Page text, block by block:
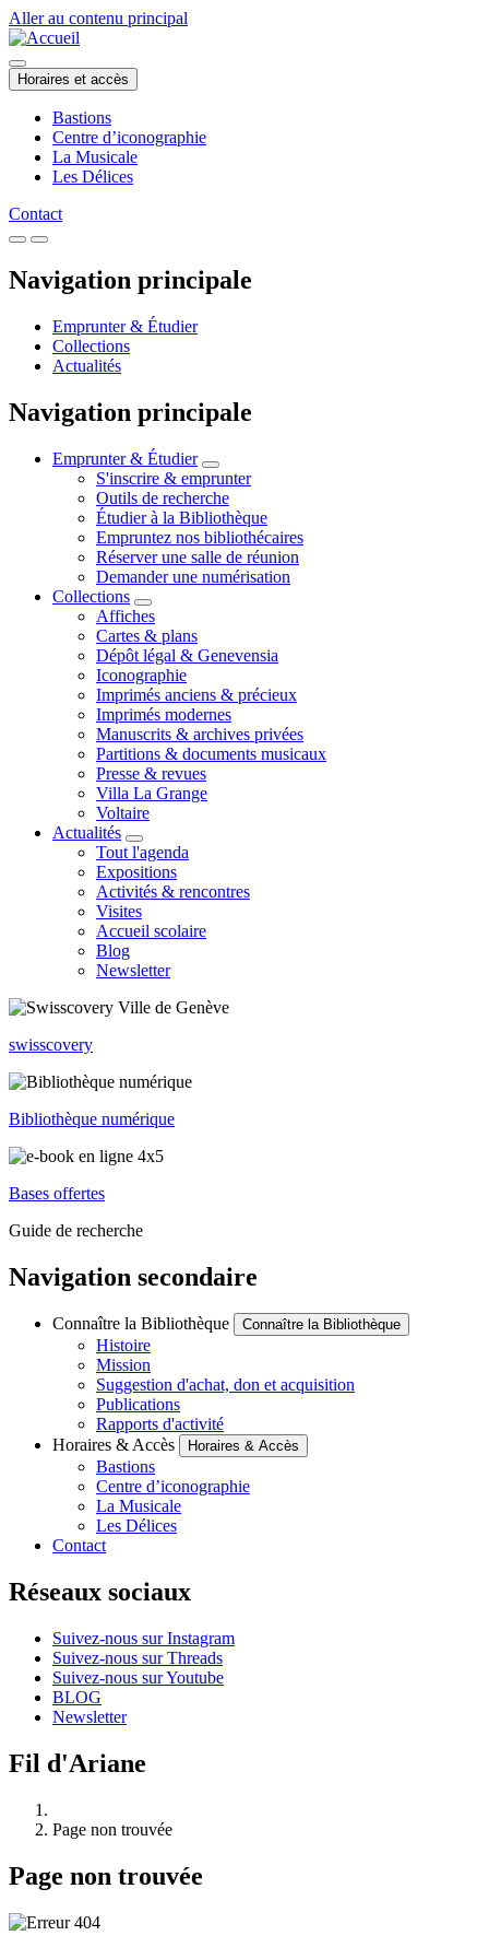
Aller au contenu principal
Horaires et accès
Bastions
Centre d’iconographie
La Musicale
Les Délices
Contact
Navigation principale
Emprunter & Étudier
Collections
Actualités
Navigation principale
Emprunter & Étudier
S'inscrire & emprunter
Outils de recherche
Étudier à la Bibliothèque
Empruntez nos bibliothécaires
Réserver une salle de réunion
Demander une numérisation
Collections
Affiches
Cartes & plans
Dépôt légal & Genevensia
Iconographie
Imprimés anciens & précieux
Imprimés modernes
Manuscrits & archives privées
Partitions & documents musicaux
Presse & revues
Villa La Grange
Voltaire
Actualités
Tout l'agenda
Expositions
Activités & rencontres
Visites
Accueil scolaire
Blog
Newsletter
swisscovery
Bibliothèque numérique
Bases offertes
Guide de recherche
Navigation secondaire
Connaître la Bibliothèque Connaître la Bibliothèque
Histoire
Mission
Suggestion d'achat, don et acquisition
Publications
Rapports d'activité
Horaires & Accès
Horaires & Accès
Bastions
Centre d’iconographie
La Musicale
Les Délices
Contact
Réseaux sociaux
Suivez-nous sur Instagram
Suivez-nous sur Threads
Suivez-nous sur Youtube
BLOG
Newsletter
Fil d'Ariane
Page non trouvée
Page non trouvée